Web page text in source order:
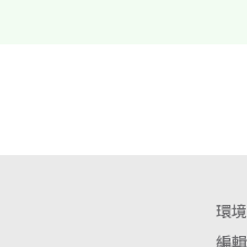
環
編